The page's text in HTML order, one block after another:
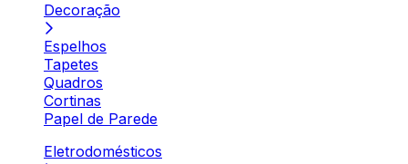
Decoração
Espelhos
Tapetes
Quadros
Cortinas
Papel de Parede
Eletrodomésticos